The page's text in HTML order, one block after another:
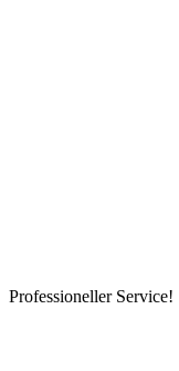
Professioneller Service!